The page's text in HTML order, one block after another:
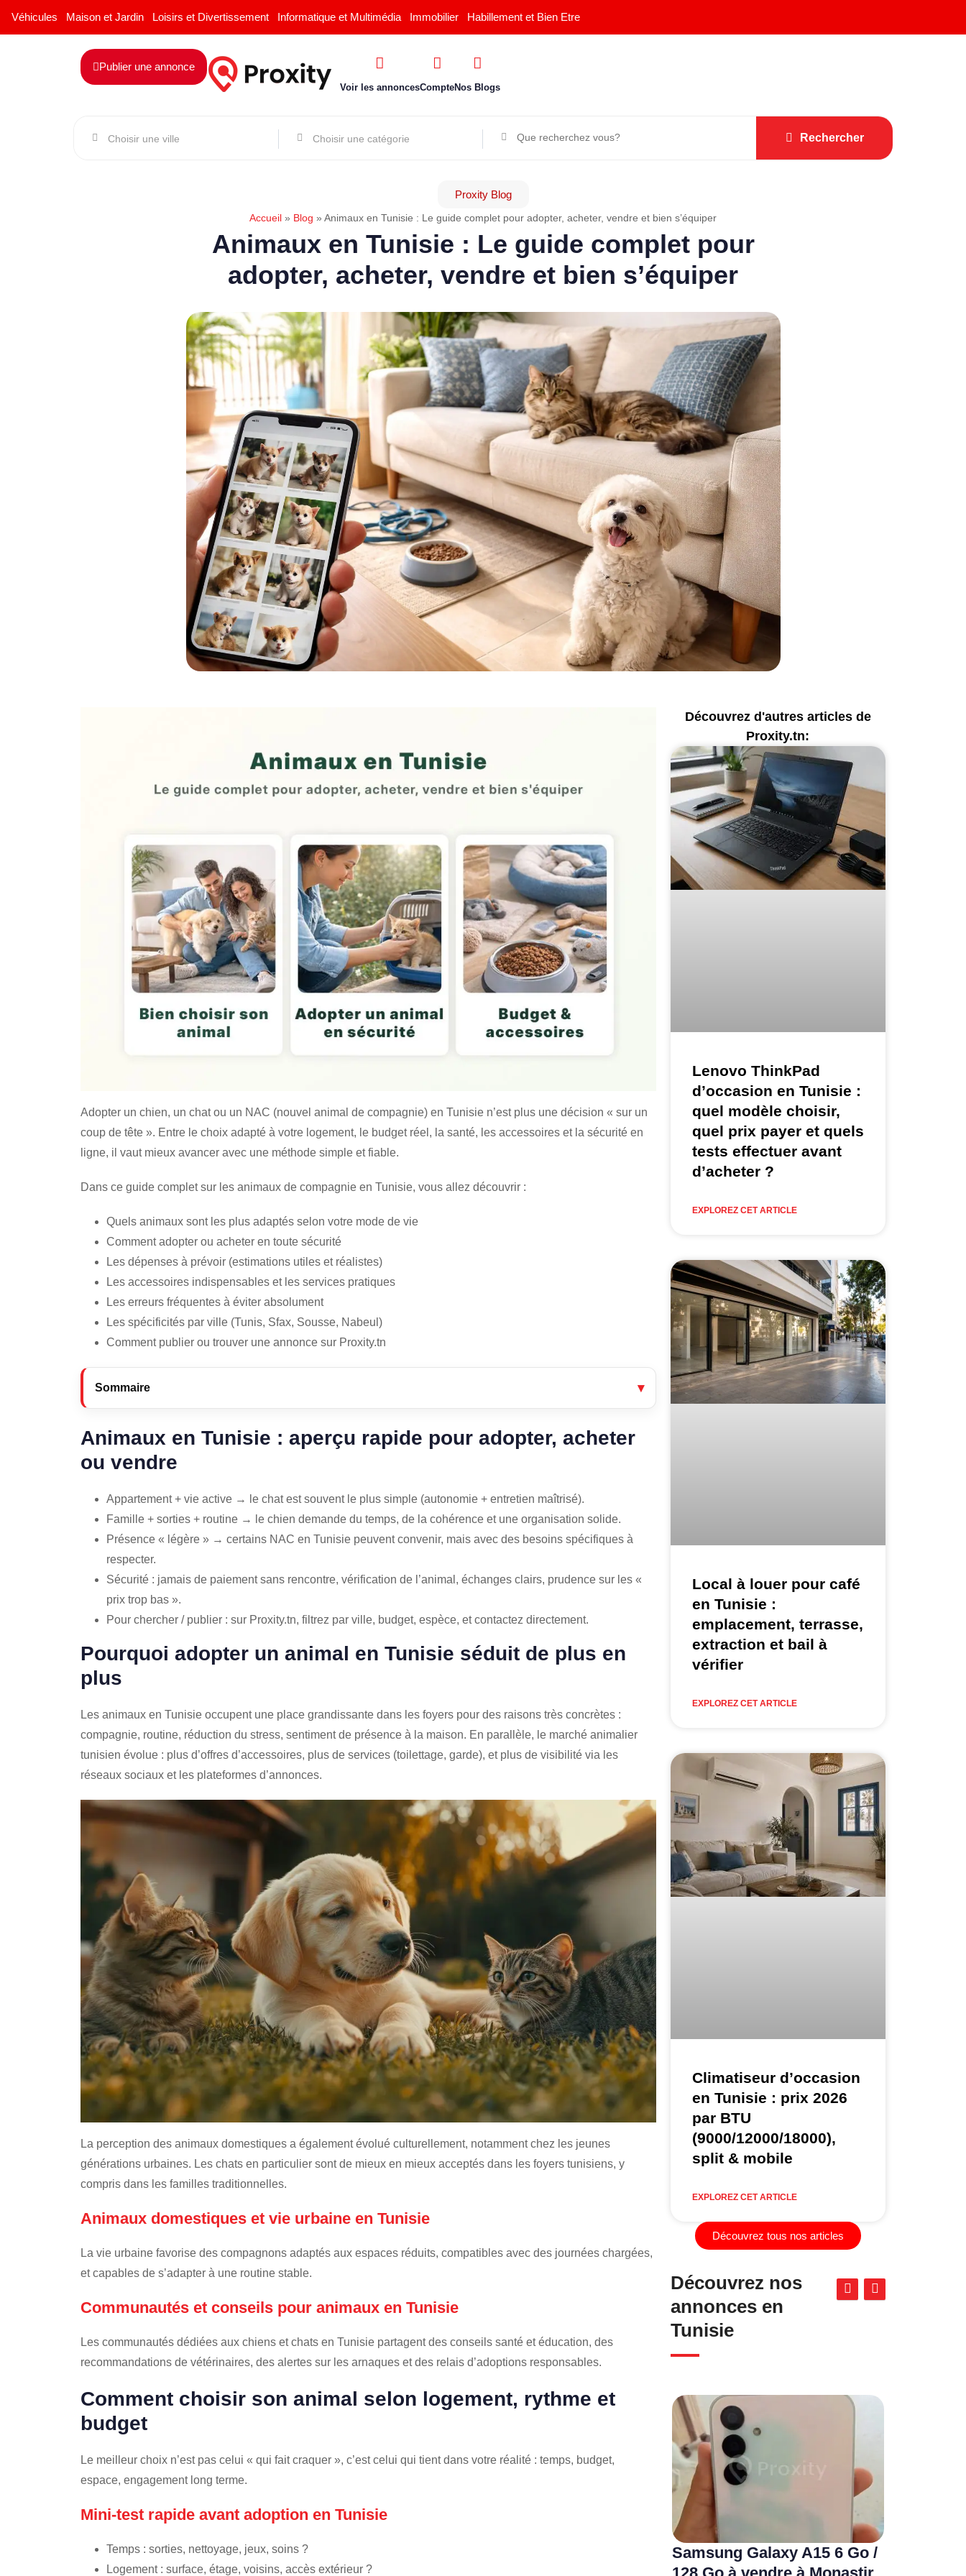
Véhicules Maison et Jardin Loisirs et Divertissement Informatique et Multimédia Immobilier Habillement et Bien Etre
Publier une annonce
Voir les annoncesCompteNos Blogs
Rechercher
Proxity Blog
Accueil » Blog » Animaux en Tunisie : Le guide complet pour adopter, acheter, vendre et bien s’équiper
Animaux en Tunisie : Le guide complet pour
adopter, acheter, vendre et bien s’équiper
Adopter un chien, un chat ou un NAC (nouvel animal de compagnie) en Tunisie n’est plus une décision « sur un
coup de tête ». Entre le choix adapté à votre logement, le budget réel, la santé, les accessoires et la sécurité en
ligne, il vaut mieux avancer avec une méthode simple et fiable.
Dans ce guide complet sur les animaux de compagnie en Tunisie, vous allez découvrir :
Quels animaux sont les plus adaptés selon votre mode de vie
Comment adopter ou acheter en toute sécurité
Les dépenses à prévoir (estimations utiles et réalistes)
Les accessoires indispensables et les services pratiques
Les erreurs fréquentes à éviter absolument
Les spécificités par ville (Tunis, Sfax, Sousse, Nabeul)
Comment publier ou trouver une annonce sur Proxity.tn
Sommaire
Animaux en Tunisie : aperçu rapide pour adopter, acheter
ou vendre
Appartement + vie active → le chat est souvent le plus simple (autonomie + entretien maîtrisé).
Famille + sorties + routine → le chien demande du temps, de la cohérence et une organisation solide.
Présence « légère » → certains NAC en Tunisie peuvent convenir, mais avec des besoins spécifiques à
respecter.
Sécurité : jamais de paiement sans rencontre, vérification de l’animal, échanges clairs, prudence sur les «
prix trop bas ».
Pour chercher / publier : sur Proxity.tn, filtrez par ville, budget, espèce, et contactez directement.
Pourquoi adopter un animal en Tunisie séduit de plus en
plus
Les animaux en Tunisie occupent une place grandissante dans les foyers pour des raisons très concrètes :
compagnie, routine, réduction du stress, sentiment de présence à la maison. En parallèle, le marché animalier
tunisien évolue : plus d’offres d’accessoires, plus de services (toilettage, garde), et plus de visibilité via les
réseaux sociaux et les plateformes d’annonces.
La perception des animaux domestiques a également évolué culturellement, notamment chez les jeunes
générations urbaines. Les chats en particulier sont de mieux en mieux acceptés dans les foyers tunisiens, y
compris dans les familles traditionnelles.
Animaux domestiques et vie urbaine en Tunisie
La vie urbaine favorise des compagnons adaptés aux espaces réduits, compatibles avec des journées chargées,
et capables de s’adapter à une routine stable.
Communautés et conseils pour animaux en Tunisie
Les communautés dédiées aux chiens et chats en Tunisie partagent des conseils santé et éducation, des
recommandations de vétérinaires, des alertes sur les arnaques et des relais d’adoptions responsables.
Comment choisir son animal selon logement, rythme et
budget
Le meilleur choix n’est pas celui « qui fait craquer », c’est celui qui tient dans votre réalité : temps, budget,
espace, engagement long terme.
Mini-test rapide avant adoption en Tunisie
Temps : sorties, nettoyage, jeux, soins ?
Logement : surface, étage, voisins, accès extérieur ?
Découvrez d'autres articles de
Proxity.tn:
Lenovo ThinkPad
d’occasion en Tunisie :
quel modèle choisir,
quel prix payer et quels
tests effectuer avant
d’acheter ?
EXPLOREZ CET ARTICLE
Local à louer pour café
en Tunisie :
emplacement, terrasse,
extraction et bail à
vérifier
EXPLOREZ CET ARTICLE
Climatiseur d’occasion
en Tunisie : prix 2026
par BTU
(9000/12000/18000),
split & mobile
EXPLOREZ CET ARTICLE
Découvrez tous nos articles
Découvrez nos
annonces en
Tunisie
Samsung Galaxy A15 6 Go /